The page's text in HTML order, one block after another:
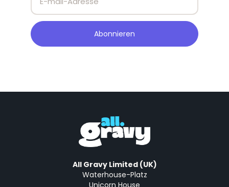
All Gravy Limited (UK)
Waterhouse-Platz
Unicorn House